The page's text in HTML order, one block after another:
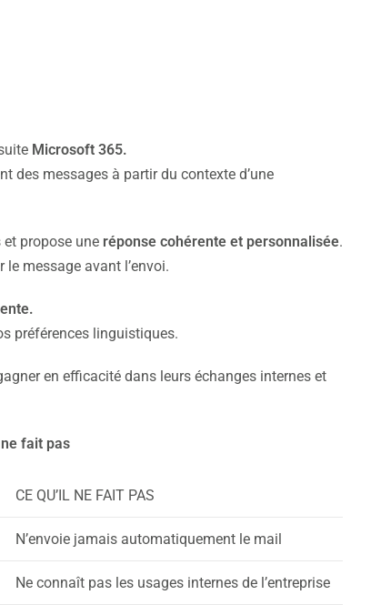
Microsoft 365.
des messages à partir du contexte d’une
propose une réponse cohérente et personnalisée.
message avant l’envoi.
préférences linguistiques.
en efficacité dans leurs échanges internes et
fait pas
CE QU’IL NE FAIT PAS
N’envoie jamais automatiquement le mail
Ne connaît pas les usages internes de l’entreprise